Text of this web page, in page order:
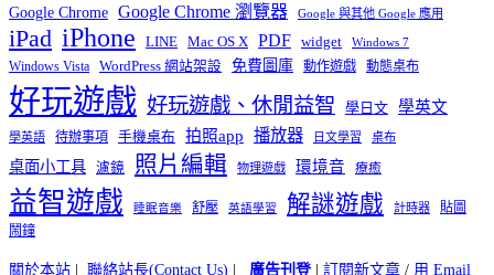
Google Chrome Google Chrome 瀏覽器 Google 與其他 Google 應用
iPad iPhone LINE Mac OS X PDF widget Windows 7
Windows Vista WordPress 網站架設 免費圖庫 動作遊戲 動態桌布
好玩遊戲 好玩遊戲、休閒益智 學日文 學英文
學英語 待辦事項 手機桌布 拍照app 播放器 日文學習 桌布
桌面小工具 濾鏡 照片編輯 物理遊戲 環境音 療癒
益智遊戲 睡眠音樂 舒壓 英語學習 解謎遊戲 計時器
貼圖
鬧鐘
關於本站 | 聯絡站長(Contact Us) | 廣告刊登| 訂閱新文章 / 用 Email